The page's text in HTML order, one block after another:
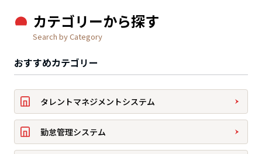
カテゴリーから探す
Search by Category
おすすめカテゴリー
タレントマネジメントシステム
勤怠管理システム